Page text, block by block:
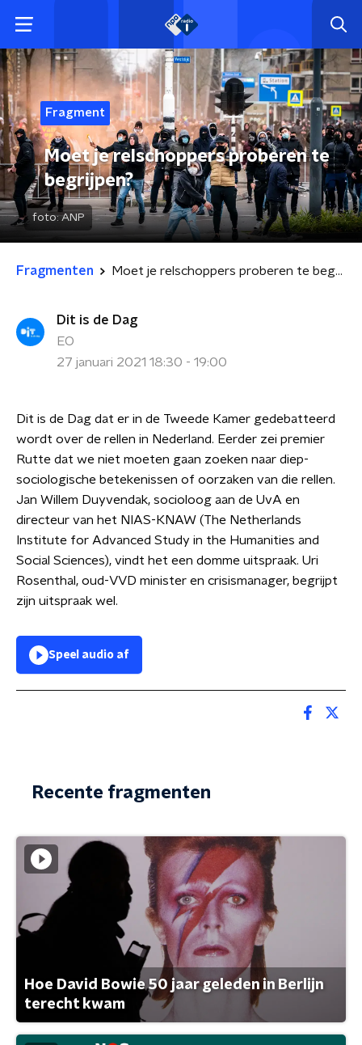
Fragment
Moet je relschoppers proberen te
begrijpen?
foto:ANP
Fragmenten Moet je relschoppers proberen te begrijpen?
Dit is de Dag
EO
27 januari 2021 18:30 - 19:00
Dit is de Dag dat er in de Tweede Kamer gedebatteerd
wordt over de rellen in Nederland. Eerder zei premier
Rutte dat we niet moeten gaan zoeken naar diep-
sociologische betekenissen of oorzaken van die rellen.
Jan Willem Duyvendak, socioloog aan de UvA en
directeur van het NIAS-KNAW (The Netherlands
Institute for Advanced Study in the Humanities and
Social Sciences), vindt het een domme uitspraak. Uri
Rosenthal, oud-VVD minister en crisismanager, begrijpt
zijn uitspraak wel.
Speel audio af
Recente fragmenten
Hoe David Bowie 50 jaar geleden in Berlijn
terecht kwam